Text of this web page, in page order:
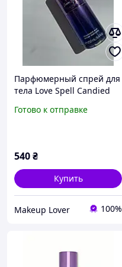
Парфюмерный спрей для
тела Love Spell Candied
Готово к отправке
540₴
Купить
Makeup Lover 100%